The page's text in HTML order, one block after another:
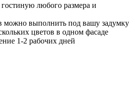
любого размера и
можно выполнить под вашу задумку
цветов в одном фасаде
1-2 рабочих дней